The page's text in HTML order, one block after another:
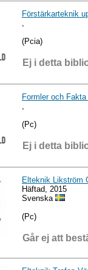
Förstärkarteknik
(Pcia)
Ej i detta
Formler och
(Pc)
Ej i detta
Elteknik Likström
Häftad, 2015
Svenska
(Pc)
Går ej att